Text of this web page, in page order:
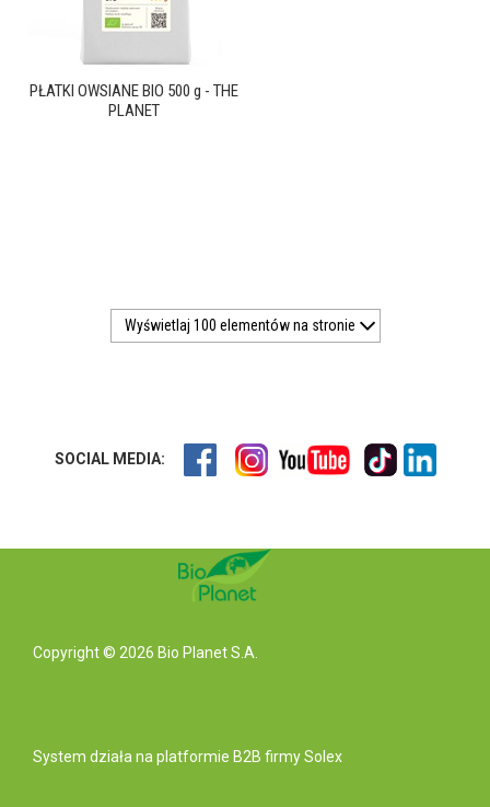
PŁATKI OWSIANE BIO 500 g - THE
PLANET
Wyświetlaj 100 elementów na stronie
SOCIAL MEDIA:
Copyright © 2026 Bio Planet S.A.
System działa na platformie B2B firmy Solex